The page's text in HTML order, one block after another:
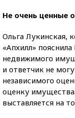
Не очень ценные
Ольга Лукинская,
«Апхилл»
недвижимого
и ответчик не
независимого
оценку
выставляется на